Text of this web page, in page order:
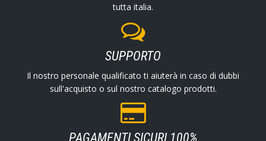
tutta italia.
SUPPORTO
Il nostro personale qualificato ti aiuterà in caso di dubbi
sull'acquisto o sul nostro catalogo prodotti.
PAGAMENTI SICURI 100%